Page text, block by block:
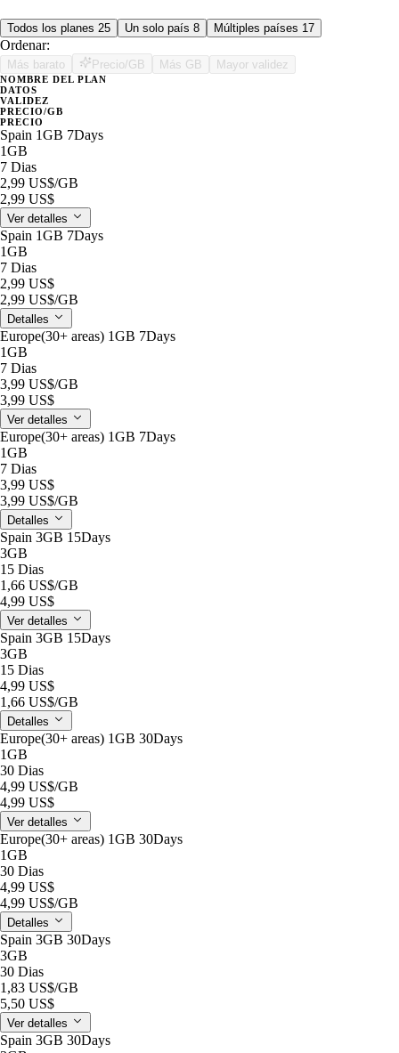
Todos los planes 25 Un solo país 8 Múltiples países 17
Ordenar:
Más barato Precio/GB Más GB Mayor validez
NOMBRE DEL PLAN
DATOS
VALIDEZ
PRECIO/GB
PRECIO
Spain 1GB 7Days
1GB
7 Dias
2,99 US$/GB
2,99 US$
Ver detalles
Spain 1GB 7Days
1GB
7 Dias
2,99 US$
2,99 US$/GB
Detalles
Europe(30+ areas) 1GB 7Days
1GB
7 Dias
3,99 US$/GB
3,99 US$
Ver detalles
Europe(30+ areas) 1GB 7Days
1GB
7 Dias
3,99 US$
3,99 US$/GB
Detalles
Spain 3GB 15Days
3GB
15 Dias
1,66 US$/GB
4,99 US$
Ver detalles
Spain 3GB 15Days
3GB
15 Dias
4,99 US$
1,66 US$/GB
Detalles
Europe(30+ areas) 1GB 30Days
1GB
30 Dias
4,99 US$/GB
4,99 US$
Ver detalles
Europe(30+ areas) 1GB 30Days
1GB
30 Dias
4,99 US$
4,99 US$/GB
Detalles
Spain 3GB 30Days
3GB
30 Dias
1,83 US$/GB
5,50 US$
Ver detalles
Spain 3GB 30Days